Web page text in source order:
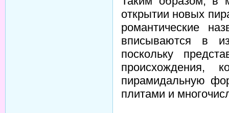
открытии новых
романтические
вписываются в
поскольку
происхождения,
пирамидальную
плитами и